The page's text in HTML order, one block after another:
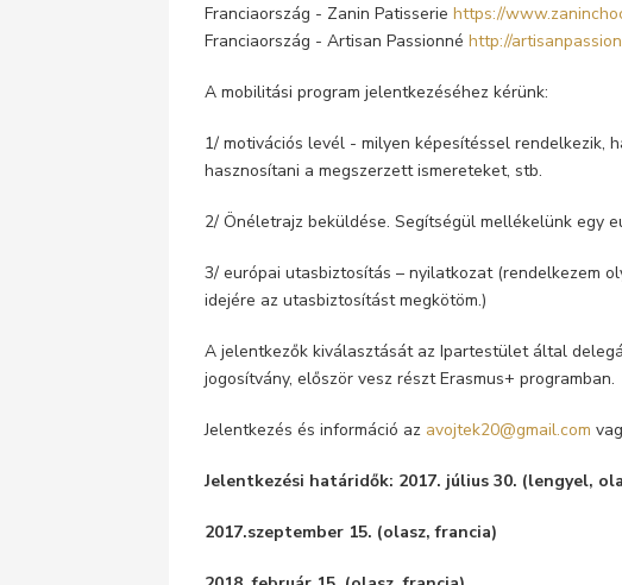
Franciaország - Zanin Patisserie https://
Franciaország - Artisan Passionné http://
A mobilitási program jelentkezéséhez kérünk:
1/ motivációs levél - milyen képesítéssel rendelkezik,
hasznosítani a megszerzett ismereteket, stb.
2/ Önéletrajz beküldése. Segítségül mellékelünk egy
3/ európai utasbiztosítás – nyilatkozat (rendelkezem
idejére az utasbiztosítást megkötöm.)
A jelentkezők kiválasztását az Ipartestület által
jogosítvány, először vesz részt Erasmus+ programban.
Jelentkezés és információ az avojtek20@gmail.com
Jelentkezési határidők: 2017. július 30. (lengyel,
2017.szeptember 15. (olasz, francia)